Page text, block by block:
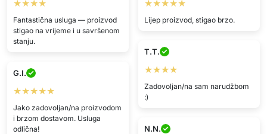
★★★★
Fantastična usluga — proizvod
stigao na vrijeme i u savršenom
stanju.
★★★★★
Lijep proizvod, stigao brzo.
T.T.
★★★★
Zadovoljan/na sam narudžbom
:)
G.I.
★★★★★
Jako zadovoljan/na proizvodom
i brzom dostavom. Usluga
odlična!
N.N.